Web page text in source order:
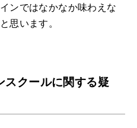
ンではなかなか味わえな
思います。
スクールに関する疑